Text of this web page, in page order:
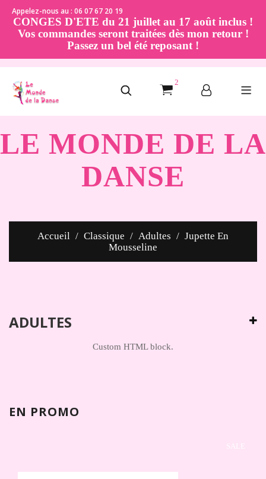
Appelez-nous au : 06 07 67 20 19
CONGES D'ETE du 21 juillet au 17 août inclus !
Vos commandes seront traitées dès mon retour !
Passez un bel été reposant !
2
LE MONDE DE LA
DANSE
Accueil Classique Adultes
Jupette En
Mousseline
ADULTES
Custom HTML block.
EN PROMO
SALE